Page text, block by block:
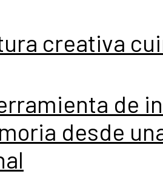
creativa
de
desde